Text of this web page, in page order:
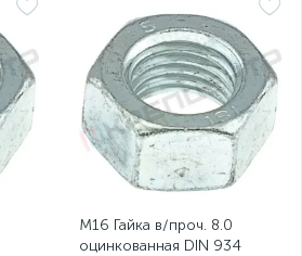
М16 Гайка в/проч. 8.0
оцинкованная DIN 934